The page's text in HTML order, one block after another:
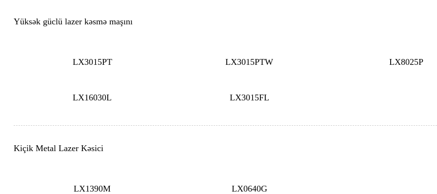
Yüksək güclü lazer kəsmə maşını
LX3015PT LX3015PTW LX8025P
LX16030L LX3015FL
Kiçik Metal Lazer Kəsici
LX1390M LX0640G